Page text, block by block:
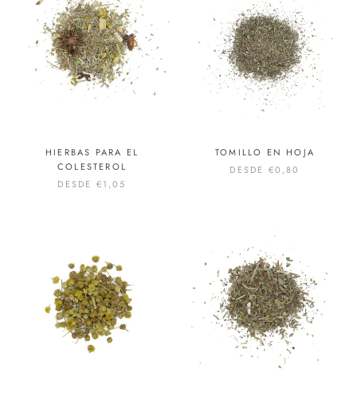
HIERBAS PARA EL
COLESTEROL
DESDE €1,05
TOMILLO EN HOJA
DESDE €0,80